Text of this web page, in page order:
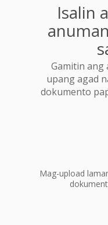
Isalin
Gamitin ang
upang agad
dokumento
Mag-upload